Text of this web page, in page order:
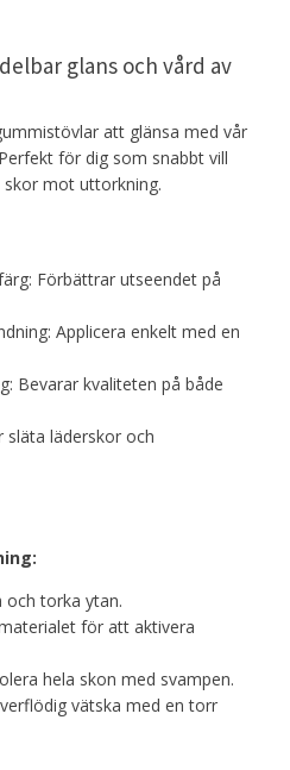
glans och vård av
att glänsa med vår
för dig som snabbt vill
skor mot uttorkning.
Förbättrar utseendet på
Applicera enkelt med en
Bevarar kvaliteten på både
släta läderskor och
torka ytan.
för att aktivera
hela skon med svampen.
vätska med en torr